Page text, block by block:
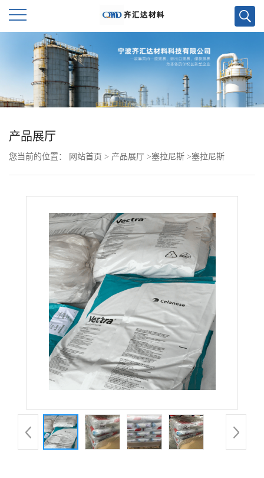
首
页
公
品
产品展厅
您当前的位置： 网站首页 > 产品展厅 >塞拉尼斯 >塞拉尼斯